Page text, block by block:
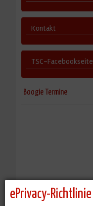
Kontakt
TSC-Facebookseite
Boogie Termine
ePrivacy-Richtlinie